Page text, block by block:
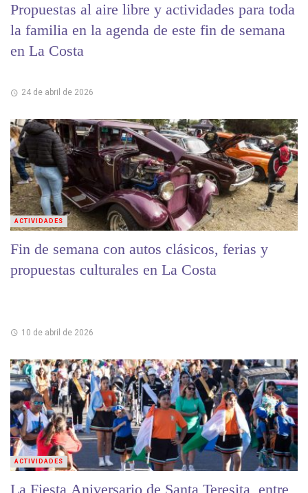
Propuestas al aire libre y actividades para toda
la familia en la agenda de este fin de semana
en La Costa
24 de abril de 2026
Fin de semana con autos clásicos, ferias y
propuestas culturales en La Costa
10 de abril de 2026
ACTIVIDADES
La Fiesta Aniversario de Santa Teresita, entre
ACTIVIDADES